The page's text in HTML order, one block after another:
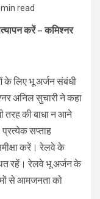
read
करें – कमिश्नर
के लिए भू अर्जन संबंधी
अनिल सुचारी ने कहा
तरह की बाधा न आने
सप्ताह
करें। रेलवे के
रहें। रेलवे भू अर्जन के
से आमजनता को